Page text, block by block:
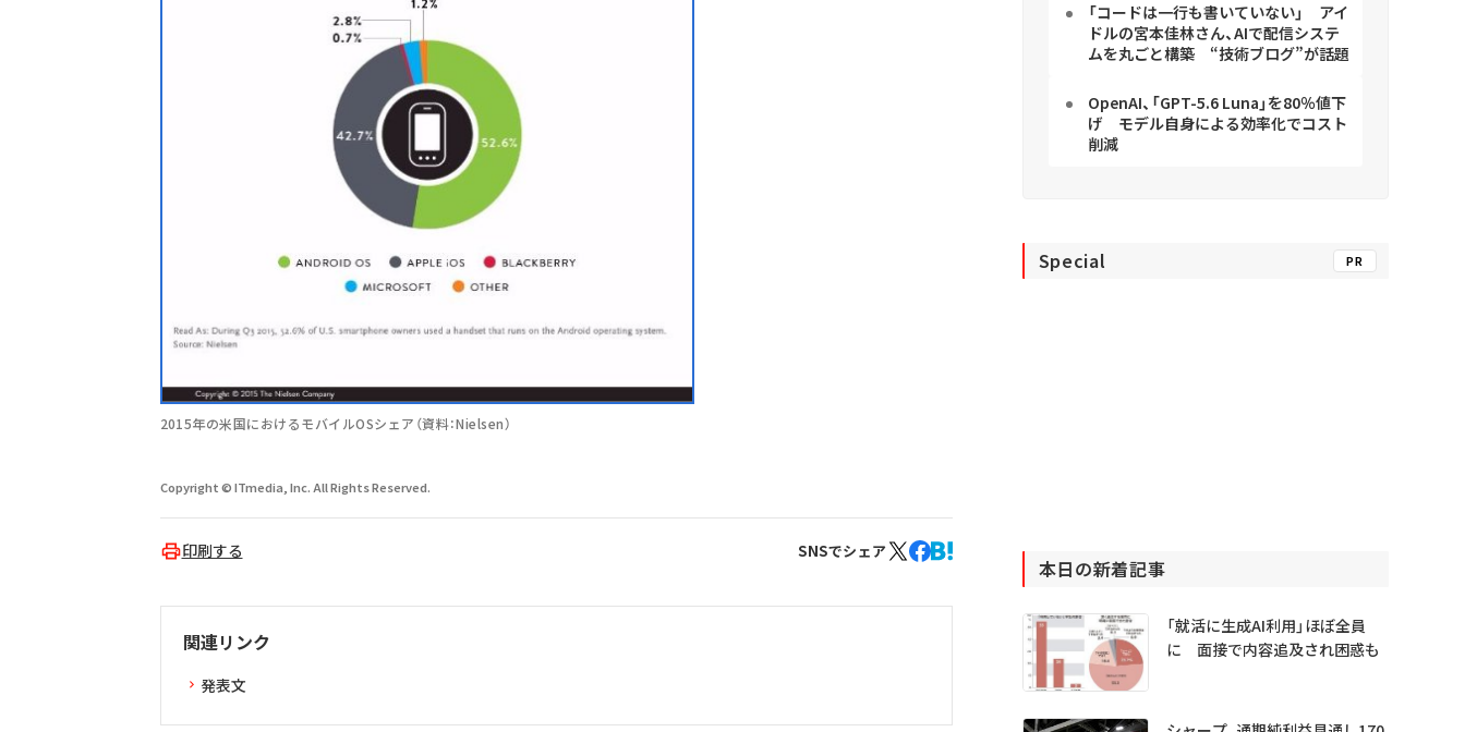
2015年の米国におけるモバイルOSシェア（資料：Nielsen）
Copyright © ITmedia, Inc. All Rights Reserved.
印刷する SNSでシェア
関連リンク
発表文
「コードは一行も書いていない」 アイ
ドルの宮本佳林さん、AIで配信システ
ムを丸ごと構築 “技術ブログ”が話題
OpenAI、「GPT-5.6 Luna」を80％値下
げ モデル自身による効率化でコスト
削減
Special PR
本日の新着記事
「就活に生成AI利用」ほぼ全員
に 面接で内容追及され困惑も